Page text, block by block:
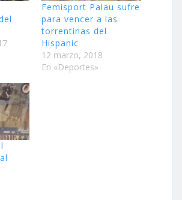
Femisport Palau sufre
para vencer a las
torrentinas del
Hispanic
12 marzo, 2018
En «Deportes»